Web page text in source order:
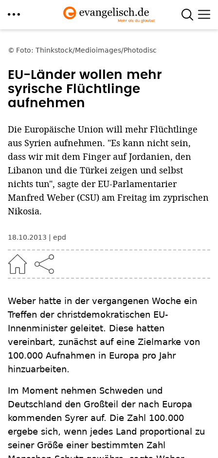
zumFoto: Thinkstock/Medioimages/Photodisc
EU-Länder wollen mehr
syrische Flüchtlinge
aufnehmen
Die Europäische Union will mehr Flüchtlinge
aus Syrien aufnehmen. "Es kann nicht sein,
dass wir mit dem Finger auf Jordanien, den
Libanon und die Türkei zeigen und selbst
nichts tun", sagte der EU-Parlamentarier
Manfred Weber (CSU) am Freitag im zyprischen
Nikosia.
18.10.2013 epd
Weber hatte in der vergangenen Woche ein
Treffen der christdemokratischen EU-
Innenminister geleitet. Diese hatten
vereinbart, zunächst auf eine Zielmarke von
100.000 Aufnahmen in Europa pro Jahr
hinzuarbeiten.
Im Moment nehmen Schweden und
Deutschland den Großteil der nach Europa
kommenden Syrer auf. Die Zahl 100.000
ergebe sich, wenn jedes Land proportional zu
seiner Größe einer bestimmten Zahl